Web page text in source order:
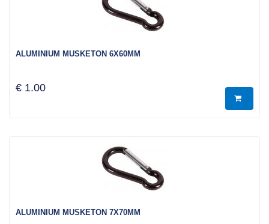
ALUMINIUM MUSKETON 6X60MM
€ 1.00
ALUMINIUM MUSKETON 7X70MM